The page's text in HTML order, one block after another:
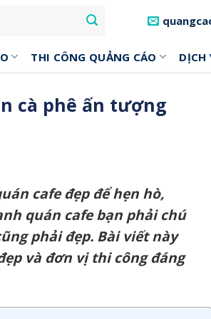
THI CÔNG QUẢNG CÁO DỊCH
cà phê ấn tượng
cafe đẹp để hẹn hò,
quán cafe bạn phải chú
phải đẹp. Bài viết này
và đơn vị thi công đáng